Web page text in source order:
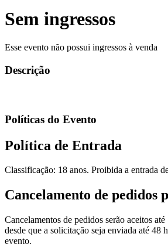
Sem ingressos
Esse evento não possui ingressos à venda
Descrição
Políticas do Evento
Política de Entrada
Classificação: 18 anos. Proibida a entrada
Cancelamento de pedidos
Cancelamentos de pedidos serão aceitos
desde que a solicitação seja enviada até 48
evento.